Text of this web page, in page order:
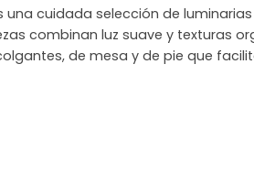
cuidada selección de
combinan luz suave y texturas
de mesa y de pie que